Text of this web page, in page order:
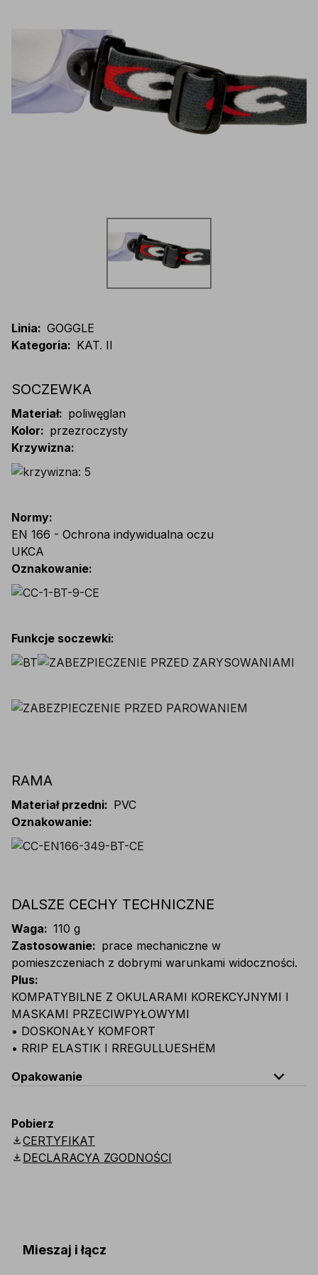
Linia: GOGGLE
Kategoria: KAT. II
SOCZEWKA
Materiał: poliwęglan
Kolor: przezroczysty
Krzywizna:
Normy:
EN 166 - Ochrona indywidualna oczu
UKCA
Oznakowanie:
Funkcje soczewki:
RAMA
Materiał przedni: PVC
Oznakowanie:
DALSZE CECHY TECHNICZNE
Waga: 110 g
Zastosowanie: prace mechaniczne w
pomieszczeniach z dobrymi warunkami widoczności.
Plus:
KOMPATYBILNE Z OKULARAMI KOREKCYJNYMI I
MASKAMI PRZECIWPYŁOWYMI
• DOSKONAŁY KOMFORT
• RRIP ELASTIK I RREGULLUESHËM
Opakowanie
expand_less
E014-B100
Pobierz
downloadCERTYFIKAT
download DECLARACYA ZGODNOŚCI
Mieszaj i łącz